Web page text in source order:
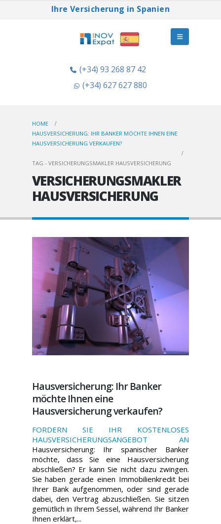
Ihre Versicherung in Spanien
(+34) 93 268 87 42
(+34) 627 627 880
HOME
HAUSVERSICHERUNG: IHR BANKER MÖCHTE IHNEN EINE
HAUSVERSICHERUNG VERKAUFEN?
TAG - VERSICHERUNGSMAKLER HAUSVERSICHERUNG
VERSICHERUNGSMAKLER
HAUSVERSICHERUNG
Hausversicherung: Ihr Banker
möchte Ihnen eine
Hausversicherung verkaufen?
FORDERN SIE IHR KOSTENLOSES
HAUSVERSICHERUNGSANGEBOT AN
Hausversicherung: Ihr spanischer Banker
möchte, dass Sie eine Hausversicherung
abschließen? Er kann Sie nicht dazu zwingen.
Sie haben gerade einen Immobilienkredit bei
Ihrer Bank aufgenommen, oder sind gerade
dabei, den Vertrag abzuschließen. Sie sitzen
gemütlich in Ihrem Sessel, während Ihr Banker
Ihnen erklärt,...